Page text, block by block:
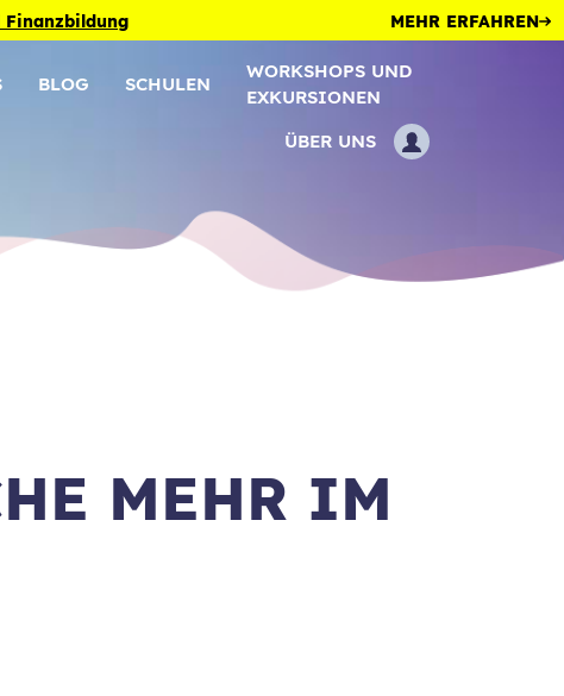
Finanzbildung MEHR ERFAHREN
BLOG SCHULEN
WORKSHOPS UND
EXKURSIONEN
ÜBER UNS
MEHR IM